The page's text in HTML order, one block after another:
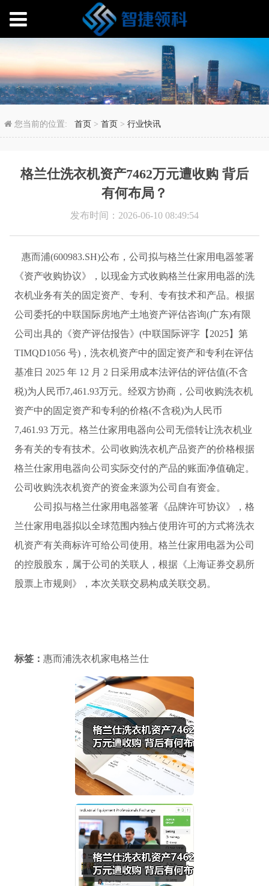
格兰仕洗衣机资产7462
您当前的位置:首页 >首页 >行业快讯
格兰仕洗衣机资产7462万元遭收购 背后
有何布局？
发布时间：2026-06-10 08:49:54
惠而浦(600983.SH)公布，公司拟与格兰仕家用电器签署
《资产收购协议》，以现金方式收购格兰仕家用电器的洗
衣机业务有关的固定资产、专利、专有技术和产品。根据
公司委托的中联国际房地产土地资产评估咨询(广东)有限
公司出具的《资产评估报告》(中联国际评字【2025】第
TIMQD1056 号)，洗衣机资产中的固定资产和专利在评估
基准日 2025 年 12 月 2 日采用成本法评估的评估值(不含
税)为人民币7,461.93万元。经双方协商，公司收购洗衣机
资产中的固定资产和专利的价格(不含税)为人民币
7,461.93 万元。格兰仕家用电器向公司无偿转让洗衣机业
务有关的专有技术。公司收购洗衣机产品资产的价格根据
格兰仕家用电器向公司实际交付的产品的账面净值确定。
公司收购洗衣机资产的资金来源为公司自有资金。
公司拟与格兰仕家用电器签署《品牌许可协议》，格
兰仕家用电器拟以全球范围内独占使用许可的方式将洗衣
机资产有关商标许可给公司使用。格兰仕家用电器为公司
的控股股东，属于公司的关联人，根据《上海证券交易所
股票上市规则》，本次关联交易构成关联交易。
标签： 惠而浦洗衣机家电格兰仕